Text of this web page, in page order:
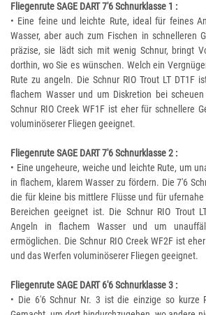
Fliegenrute SAGE DART 7'6 Schnurklasse 1 :
• Eine feine und leichte Rute, ideal für feines
Wasser, aber auch zum Fischen in schnelleren
präzise, sie lädt sich mit wenig Schnur, bringt
dorthin, wo Sie es wünschen. Welch ein
Rute zu angeln. Die Schnur RIO Trout LT DT1F
flachem Wasser und um Diskretion bei
Schnur RIO Creek WF1F ist eher für schnellere
voluminöserer Fliegen geeignet.
Fliegenrute SAGE DART 7'6 Schnurklasse 2 :
• Eine ungeheure, weiche und leichte Rute, um
in flachem, klarem Wasser zu fördern. Die 7'6
die für kleine bis mittlere Flüsse und für
Bereichen geeignet ist. Die Schnur RIO Trout
Angeln in flachem Wasser und um
ermöglichen. Die Schnur RIO Creek WF2F ist
und das Werfen voluminöserer Fliegen geeignet.
Fliegenrute SAGE DART 6'6 Schnurklasse 3 :
• Die 6'6 Schnur Nr. 3 ist die einzige so kurze